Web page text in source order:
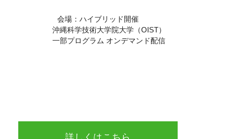
会場：ハイブリッド開催
沖縄科学技術大学院大学（OIST）
一部プログラム オンデマンド配信
詳しくはこちら